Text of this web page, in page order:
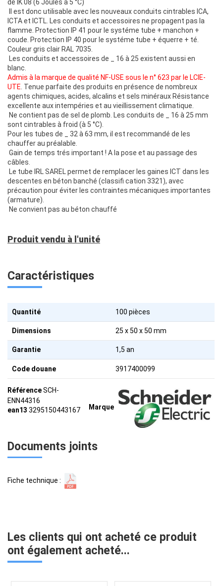
de IK 08 (6 Joules à 5 °C)
Il est donc utilisable avec les nouveaux conduits cintrables ICA,
ICTA et ICTL. Les conduits et accessoires ne propagent pas la
flamme. Protection IP 41 pour le systéme tube + manchon +
coude. Protection IP 40 pour le systéme tube + équerre + té.
Couleur gris clair RAL 7035.
Les conduits et accessoires de _ 16 à 25 existent aussi en
blanc.
Admis à la marque de qualité NF-USE sous le n° 623 par le LCIE-
UTE . Tenue parfaite des produits en présence de nombreux
agents chimiques, acides, alcalins et sels minéraux Résistance
excellente aux intempéries et au vieillissement climatique.
Ne contient pas de sel de plomb. Les conduits de _ 16 à 25 mm
sont cintrables à froid (à 5 °C).
Pour les tubes de _ 32 à 63 mm, il est recommandé de les
chauffer au préalable.
Gain de temps trés important ! A la pose et au passage des
câbles.
Le tube IRL SAREL permet de remplacer les gaines ICT dans les
descentes en béton banché (classifi cation 3321), avec
précaution pour éviter les contraintes mécaniques importantes
(armature).
Ne convient pas au béton chauffé
Produit vendu à l'unité
Caractéristiques
Quantité 100 pièces
Dimensions 25 x 50 x 50 mm
Garantie 1,5 an
Code douane 3917400099
Marque
RéférenceSCH-
ENN44316
ean13 3295150443167
Documents joints
Fiche technique :
Les clients qui ont acheté ce produit
ont également acheté...